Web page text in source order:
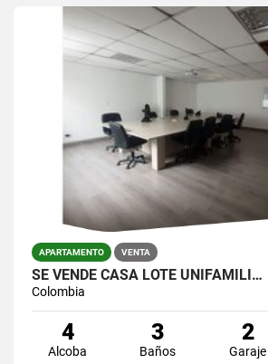
APARTAMENTO VENTA
SE VENDE CASA LOTE UNIFAMILI…
Colombia
4
Alcoba
3
Baños
2
Garaje